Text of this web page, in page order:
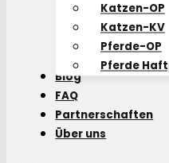
Katzen-OP
Katzen-KV
Pferde-OP
Pferde
Blog
FAQ
Partnerschaften
Über uns